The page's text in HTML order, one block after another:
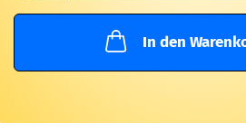
In den